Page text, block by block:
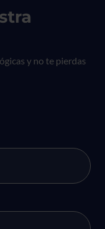
y no te pierdas